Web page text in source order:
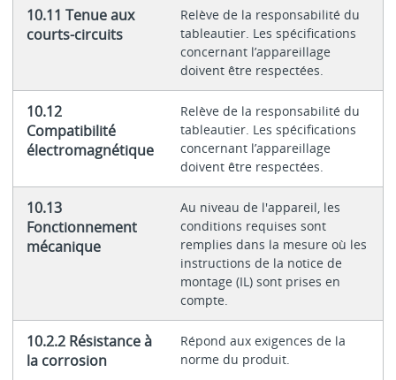
10.11 Tenue aux
courts-circuits
Relève de la responsabilité du
tableautier. Les spécifications
concernant l’appareillage
doivent être respectées.
10.12
Compatibilité
électromagnétique
Relève de la responsabilité du
tableautier. Les spécifications
concernant l’appareillage
doivent être respectées.
10.13
Fonctionnement
mécanique
Au niveau de l'appareil, les
conditions requises sont
remplies dans la mesure où les
instructions de la notice de
montage (IL) sont prises en
compte.
10.2.2 Résistance à
la corrosion
Répond aux exigences de la
norme du produit.